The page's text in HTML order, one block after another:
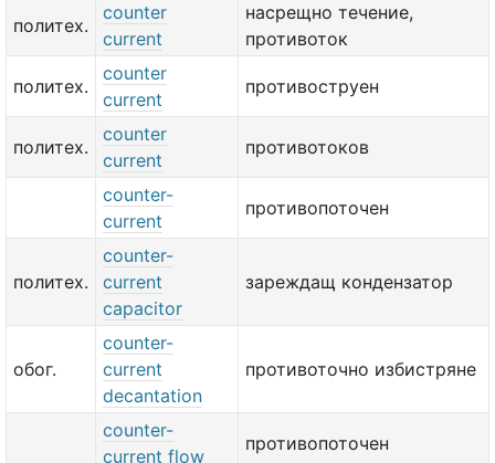
политех.
counter
current
насрещно течение,
противоток
политех.
counter
current
противоструен
политех.
counter
current
противотоков
counter-
current
противопоточен
политех.
counter-
current
capacitor
зареждащ кондензатор
обог.
counter-
current
decantation
противоточно избистряне
counter-
current flow
противопоточен